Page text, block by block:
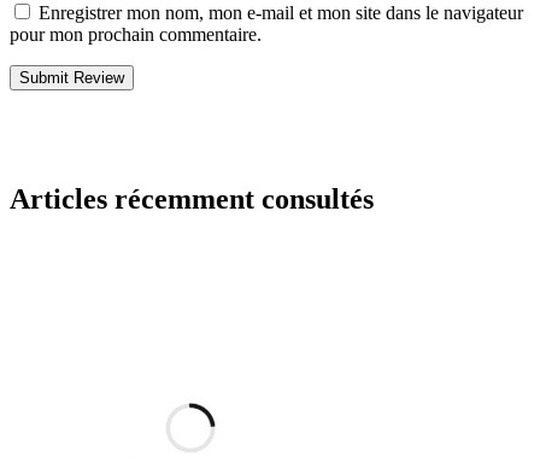
Enregistrer mon nom, mon e-mail et mon site dans le navigateur
pour mon prochain commentaire.
Articles récemment consultés